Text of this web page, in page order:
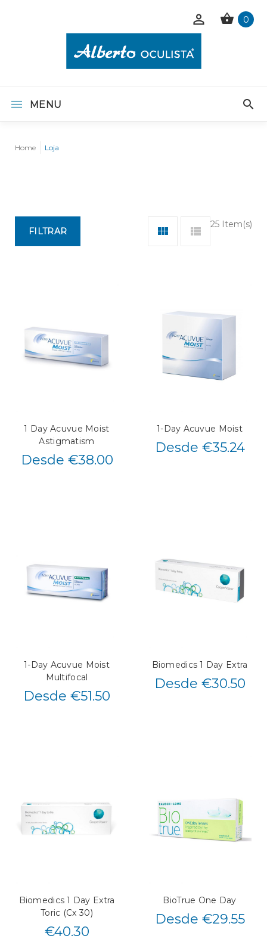
0
MENU
Home Loja
25 Item(s)
FILTRAR
1 Day Acuvue Moist
Astigmatism
Desde €38.00
1-Day Acuvue Moist
Desde €35.24
1-Day Acuvue Moist
Multifocal
Desde €51.50
Biomedics 1 Day Extra
Desde €30.50
Biomedics 1 Day Extra
Toric (Cx 30)
€40.30
BioTrue One Day
Desde €29.55